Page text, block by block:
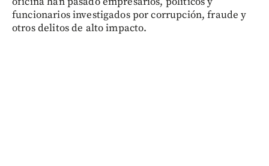
funcionarios investigados por corrupción, fraude y
otros delitos de alto impacto.